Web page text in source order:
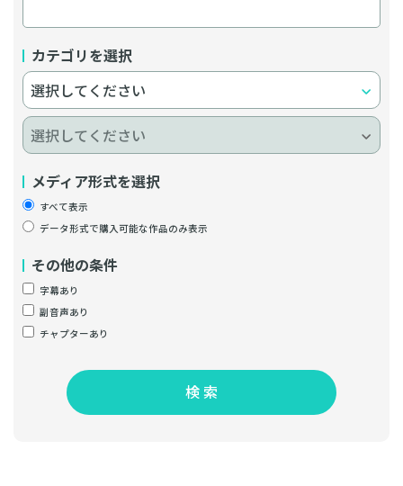
カテゴリを選択
メディア形式を選択
すべて表示
データ形式で購入可能な作品のみ表示
その他の条件
字幕あり
副音声あり
チャプターあり
検 索